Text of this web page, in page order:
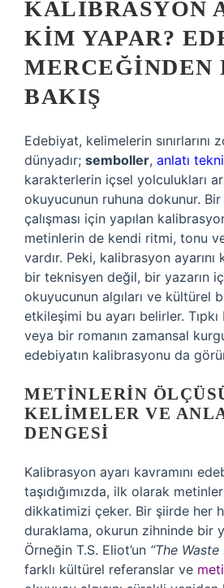
KALIBRASYON
KIM YAPAR?
MERCEĞINDEN
BAKIŞ
Edebiyat, kelimelerin sınırlarını
dünyadır; semboller, anlatı
karakterlerin içsel yolculukları
okuyucunun ruhuna dokunur. Bir
çalışması için yapılan
metinlerin de kendi ritmi, tonu
vardır. Peki, kalibrasyon
bir teknisyen değil, bir yazarın
okuyucunun algıları ve kültürel
etkileşimi bu ayarı belirler.
veya bir romanın zamansal
edebiyatın kalibrasyonu da
METINLERIN
KELIMELER VE
DENGESI
Kalibrasyon ayarı kavramını
taşıdığımızda, ilk olarak
dikkatimizi çeker. Bir şiirde her
duraklama, okurun zihninde bir
Örneğin T.S. Eliot’un “The Waste
farklı kültürel referanslar ve